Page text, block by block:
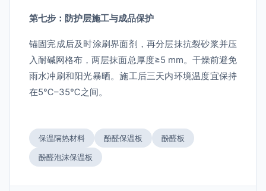
第七步：防护层施工与成品保护
锚固完成后及时涂刷界面剂，再分层抹抗裂砂浆并压
入耐碱网格布，两层抹面总厚度≥5 mm。干燥前避免
雨水冲刷和阳光暴晒。施工后三天内环境温度宜保持
在5℃–35℃之间。
保温隔热材料 酚醛保温板
酚醛板
酚醛泡沫保温板